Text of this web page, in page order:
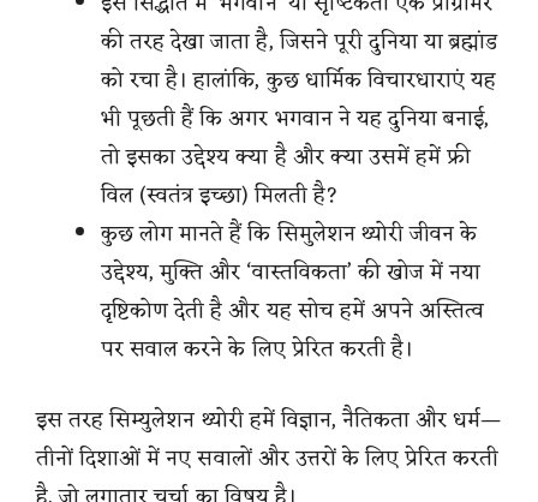
की तरह देखा जाता है, जिसने पूरी दुनिया या ब्रह्मांड
को रचा है। हालांकि, कुछ धार्मिक विचारधाराएं यह
भी पूछती हैं कि अगर भगवान ने यह दुनिया बनाई,
तो इसका उद्देश्य क्या है और क्या उसमें हमें फ्री
विल (स्वतंत्र इच्छा) मिलती है?
कुछ लोग मानते हैं कि सिमुलेशन थ्योरी जीवन के
उद्देश्य, मुक्ति और ‘वास्तविकता’ की खोज में नया
दृष्टिकोण देती है और यह सोच हमें अपने अस्तित्व
पर सवाल करने के लिए प्रेरित करती है।
इस तरह सिम्युलेशन थ्योरी हमें विज्ञान, नैतिकता और धर्म—
तीनों दिशाओं में नए सवालों और उत्तरों के लिए प्रेरित करती